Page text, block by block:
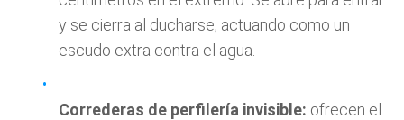
y se cierra al ducharse, actuando como un
escudo extra contra el agua.
Correderas de perfilería invisible: ofrecen el